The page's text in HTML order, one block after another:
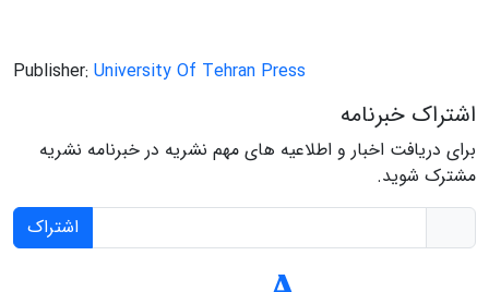
Publisher: University Of Tehran Press
اشتراک خبرنامه
برای دریافت اخبار و اطلاعیه های مهم نشریه در خبرنامه نشریه
مشترک شوید.
اشتراک